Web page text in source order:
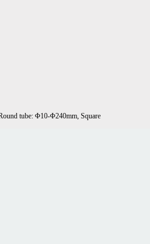
tube: Φ10-Φ240mm, Square